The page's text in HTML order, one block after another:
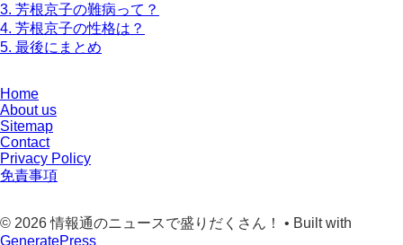
3. 芳根京子の難病って？
4. 芳根京子の性格は？
5. 最後にまとめ
Home
About us
Sitemap
Contact
Privacy Policy
免責事項
© 2026 情報通のニュースで盛りだくさん！
• Built with
GeneratePress